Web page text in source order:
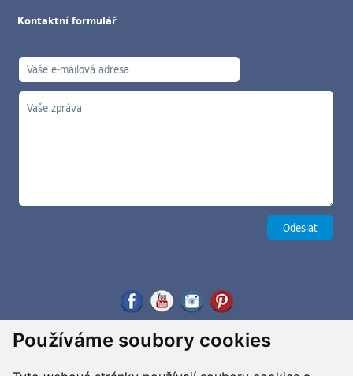
Používáme soubory cookies
Kontaktní formulář